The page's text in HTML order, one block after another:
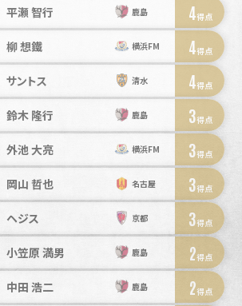
平瀬 智行 鹿島 4得点
柳 想鐵 横浜FM 4得点
サントス 清水 4得点
鈴木 隆行 鹿島 3得点
外池 大亮 横浜FM 3得点
岡山 哲也 名古屋 3得点
ヘジス 京都 3得点
小笠原 満男 鹿島 2得点
中田 浩二 鹿島 2得点